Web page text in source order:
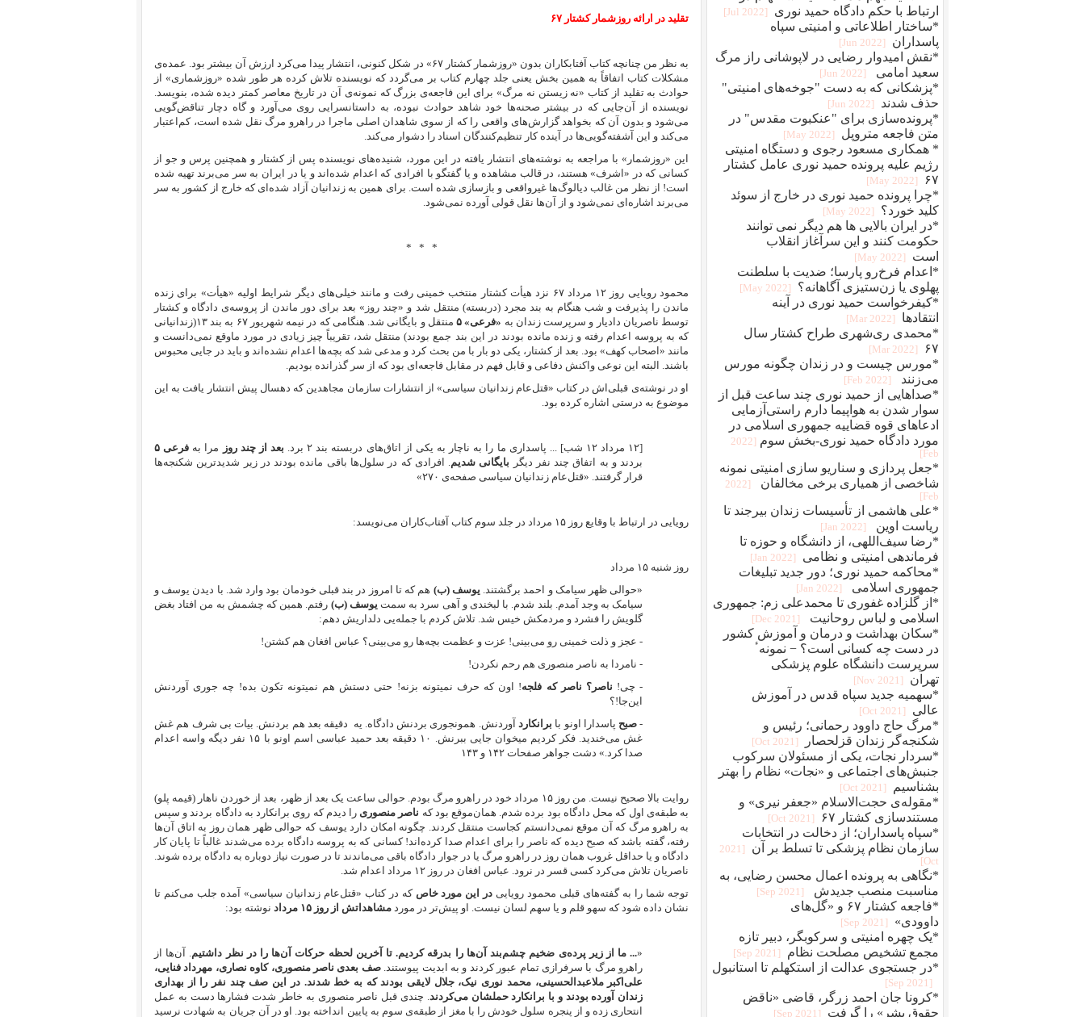
تقلید در ارائه روزشمار کشتار ۶۷
به نظر من چنانچه کتاب آفتابکاران بدون «روزشمار کشتار ۶۷» در شکل کنونی، انتشار پیدا می‌کرد ارزش آن بیشتر بود. عمده‌ی
مشکلات کتاب اتفاقاً به همین بخش یعنی جلد چهارم کتاب بر می‌گردد که نویسنده تلاش کرده هر طور شده «روزشماری» از
حوادث به تقلید از کتاب «نه زیستن نه مرگ» برای این فاجعه‌ی بزرگ که نمونه‌ی آن در تاریخ معاصر کمتر دیده شده، بنویسد.
نویسنده از آن‌جایی که در بیشتر صحنه‌ها خود شاهد حوادث نبوده، به داستانسرایی روی می‌آورد و گاه دچار تناقض‌گویی
می‌شود و بدون آن که بخواهد گزارش‌های واقعی را که از سوی شاهدان اصلی ماجرا در راهرو مرگ نقل شده است، کم‌اعتبار
می‌کند و این آشفته‌گویی‌ها در آینده کار تنظیم‌کنندگان اسناد را دشوار می‌کند.
این «روزشمار» با مراجعه به نوشته‌های انتشار یافته در این مورد، شنیده‌های نویسنده پس از کشتار و همچنین پرس و جو از
کسانی که در «اشرف» هستند، در قالب مشاهده و یا گفتگو با افرادی که اعدام شده‌اند و یا در ایران به سر می‌برند تهیه شده
است! از نظر من غالب دیالوگ‌ها غیرواقعی و بازسازی شده است. برای همین به زندانیان آزاد شده‌ای که خارج از کشور به سر
می‌برند اشاره‌ای نمی‌شود و از آن‌ها نقل قولی آورده نمی‌شود.
*
*
*
محمود رویایی روز ۱۲ مرداد ۶۷ نزد هیأت کشتار منتخب خمینی رفت و مانند خیلی‌های دیگر شرایط اولیه «هیأت» برای زنده
ماندن را پذیرفت و شب هنگام به بند مجرد (دربسته) منتقل شد و «چند روز» بعد برای دور ماندن از پروسه‌ی دادگاه و کشتار
توسط ناصریان دادیار و سرپرست زندان به «فرعی» ۵
منتقل و بایگانی شد. هنگامی که در نیمه شهریور ۶۷ به بند ۱۳(زندانیانی
که به پروسه اعدام رفته و زنده مانده بودند در این بند جمع بودند) منتقل شد، تقریباً چیز زیادی در مورد ماوقع نمی‌دانست و
مانند «اصحاب کهف» بود. بعد از کشتار، یکی دو بار با من بحث کرد و مدعی شد که بچه‌ها اعدام نشده‌اند و باید در جایی محبوس
باشند. البته این نوعی واکنش دفاعی و قابل فهم در مقابل فاجعه‌ای بود که از سر گذرانده بودیم.
او در نوشته‌ی قبلی‌اش در کتاب «قتل‌عام زندانیان سیاسی» از انتشارات سازمان مجاهدین که دهسال پیش انتشار یافت به این
موضوع به درستی اشاره کرده بود.
[۱۲ مرداد ۱۲ شب] ... پاسداری ما را به ناچار به یکی از اتاق‌های دربسته بند ۲ برد. بعد از چند روز مرا به فرعی ۵
بردند و به اتفاق چند نفر دیگر بایگانی شدیم. افرادی که در سلول‌ها باقی مانده بودند در زیر شدیدترین شکنجه‌ها
قرار گرفتند. «قتل‌عام زندانیان سیاسی صفحه‌ی ۲۷۰»
رویایی در ارتباط با وقایع روز ۱۵ مرداد در جلد سوم کتاب آفتاب‌کاران می‌نویسد:
روز شنبه ۱۵ مرداد
«حوالی ظهر سیامک و احمد برگشتند. یوسف (ب) هم که تا امروز در بند قبلی خودمان بود وارد شد. با دیدن یوسف و
سیامک به وجد آمدم. بلند شدم. با لبخندی و آهی سرد به سمت یوسف (ب) رفتم. همین که چشمش به من افتاد بغض
گلویش را فشرد و مردمکش خیس شد. تلاش کردم با جمله‌یی دلداریش دهم:‌
- عجز و ذلت خمینی رو می‌بینی! عزت و عظمت بچه‌ها رو می‌بینی؟ عباس افغان هم کشتن!
- نامردا به ناصر منصوری هم رحم نکردن!
- چی! ناصر؟ ناصر که فلجه!‌ اون که حرف نمیتونه بزنه!‌ حتی دستش هم نمیتونه تکون بده!‌ چه جوری آوردنش
این‌جا!؟
- صبح پاسدارا اونو با برانکارد آوردنش. همونجوری بردنش دادگاه. یه دقیقه بعد هم بردنش. بیات بی شرف هم غش
غش می‌خندید. فکر کردیم میخوان جایی ببرنش. ۱۰ دقیقه بعد حمید عباسی اسم اونو با ۱۵ نفر دیگه واسه اعدام
صدا کرد.» دشت جواهر صفحات ۱۴۲ و ۱۴۳
روایت بالا صحیح نیست. من روز ۱۵ مرداد خود در راهرو مرگ بودم. حوالی ساعت یک بعد از ظهر، بعد از خوردن ناهار (قیمه پلو)
به طبقه‌ی اول که محل دادگاه بود برده شدم. همان‌موقع بود که ناصر منصوری را دیدم که روی برانکارد به دادگاه بردند و سپس
به راهرو مرگ که آن موقع نمی‌دانستم کجاست منتقل کردند. چگونه امکان دارد یوسف که حوالی ظهر همان روز به اتاق آن‌ها
رفته، گفته باشد که صبح دیده که ناصر را برای اعدام صدا کرده‌اند! کسانی که به پروسه دادگاه برده می‌شدند غالباً تا پایان کار
دادگاه و یا حداقل غروب همان روز در راهرو مرگ یا در جوار دادگاه باقی می‌ماندند تا در صورت نیاز دوباره به دادگاه برده شوند.
ناصریان تلاش می‌کرد کسی قسر در نرود. عباس افغان در روز ۱۲ مرداد اعدام شد.
توجه شما را به گفته‌‌های قبلی محمود رویایی در این مورد خاص که در کتاب «قتل‌عام زندانیان سیاسی» آمده جلب می‌کنم تا
نشان داده شود که سهو قلم و یا سهم لسان نیست. او پیش‌تر در مورد مشاهداتش از روز ۱۵ مرداد نوشته بود:‌
«... ما از زیر پرده‌ی ضخیم چشم‌بند آن‌ها را بدرقه کردیم. تا آخرین لحظه حرکات آن‌ها را در نظر داشتیم. آن‌ها از
راهرو مرگ با سرفرازی تمام عبور کردند و به ابدیت پیوستند.صف بعدی ناصر منصوری، کاوه نصاری، مهرداد فنایی،
علی‌اکبر ملاعبدالحسینی، محمد نوری نیک، جلال لایقی بودند که به خط شدند. در این صف چند نفر را از بهداری
زندان آورده بودند و با برانکارد حملشان می‌کردند. چندی قبل ناصر منصوری به خاطر شدت فشارها دست به عمل
انتحاری زده و از پنجره سلول خودش را با مغز از طبقه‌ی سوم به پایین انداخته بود. او در آن جریان به شهادت نرسید
ارتباط با حکم دادگاه حمید نوری
[2022 Jul]
*ساختار اطلاعاتی و امنیتی سپاه
پاسداران
[2022 Jun]
*نقش امیدوار رضایی در لاپوشانی راز مرگ
سعید امامی
[2022 Jun]
*پزشکانی که به دست "جوخه‌های امنیتی"
حذف شدند
[2022 Jun]
*پرونده‌سازی برای "عنکبوت مقدس" در
متن فاجعه متروپل
[2022 May]
* همکاری مسعود رجوی و دستگاه امنیتی
رژیم علیه پرونده حمید نوری عامل کشتار
۶۷
[2022 May]
*چرا پرونده حمید نوری در خارج از سوئد
کلید خورد؟
[2022 May]
*در ایران بالایی ها هم دیگر نمی توانند
حکومت کنند و این سرآغاز انقلاب
است
[2022 May]
*اعدام فرخ‌رو پارسا؛ ضديت با سلطنت
پهلوی يا زن‌ستيزی آگاهانه؟
[2022 May]
*کیفرخواست حمید نوری در آینه
انتقادها
[2022 Mar]
*محمدی‌ ری‌شهری طراح کشتار سال
۶۷
[2022 Mar]
*مورس چیست و در زندان چگونه مورس
می‌زنند
[2022 Feb]
*صداهایی از حمید نوری چند ساعت قبل از
سوار شدن به هواپیما دارم راستی‌آزمایی
ادعاهای قوه قضاییه جمهوری اسلامی در
مورد دادگاه حمید نوری-بخش سوم
[2022
Feb]
*جعل پردازی و سناريو سازی امنيتی نمونه
شاخصی از همياری برخی مخالفان
[2022
Feb]
*علی هاشمی از تأسیسات زندان بیرجند تا
ریاست اوین
[2022 Jan]
*رضا سیف‌اللهی، از دانشگاه و حوزه تا
فرماندهی امنیتی و نظامی
[2022 Jan]
*محاکمه حميد نوری؛ دور جديد تبلیغات
جمهوری اسلامی
[2022 Jan]
*از گلزاده غفوری تا محمدعلی زم: جمهوری
اسلامی و لباس روحانیت
[2021 Dec]
*سکان بهداشت و درمان و آموزش کشور
در دست چه کسانی است؟ − نمونهٴ
سرپرست دانشگاه علوم پزشکی
تهران
[2021 Nov]
*سهمیه جدید سپاه قدس در آموزش
عالی
[2021 Oct]
*مرگ حاج داوود رحمانی؛ رئیس و
شکنجه‌گر زندان قزلحصار
[2021 Oct]
*سردار نجات، یکی از مسئولان سرکوب
جنبش‌های اجتماعی و «نجات» نظام را بهتر
بشناسیم
[2021 Oct]
*مقوله‌ی حجت‌الاسلام «جعفر نیری» و
مستند‌سازی کشتار ۶۷
[2021 Oct]
*سپاه پاسداران؛ از دخالت در انتخابات
سازمان نظام پزشکی تا تسلط بر آن
[2021
Oct]
*نگاهی به پرونده اعمال محسن رضایی، به
مناسبت منصب جدیدش
[2021 Sep]
*فاجعه کشتار ۶۷ و «گل‌های
داوودی»
[2021 Sep]
*یک چهره‌‌ امنیتی و سرکوبگر، دبیر تازه
مجمع تشخیص مصلحت نظام
[2021 Sep]
*در جستجوی عدالت از استکهلم تا استانبول
[2021 Sep]
*کرونا جان احمد زرگر، قاضی «ناقض
حقوق بشر» را گرفت
[2021 Sep]